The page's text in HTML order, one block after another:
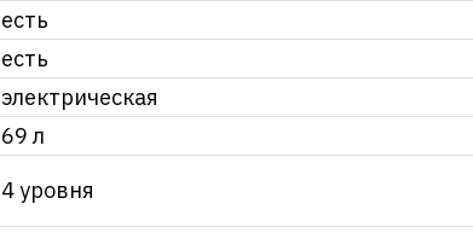
есть
есть
электрическая
69 л
4 уровня